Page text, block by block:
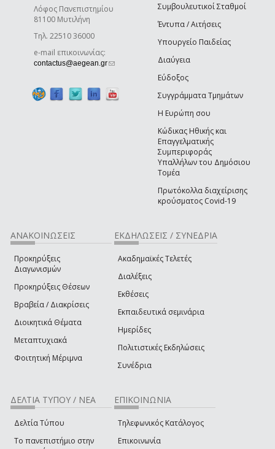
Λόφος Πανεπιστημίου
81100 Μυτιλήνη
Τηλ. 22510 36000
e-mail επικοινωνίας:
contactus@aegean.gr(link sends e-mail)
Συμβουλευτικοί Σταθμοί
Έντυπα / Αιτήσεις
Υπουργείο Παιδείας
Διαύγεια
Εύδοξος
Συγγράμματα Τμημάτων
Η Ευρώπη σου
Κώδικας Ηθικής και
Επαγγελματικής
Συμπεριφοράς
Υπαλλήλων του Δημόσιου
Τομέα
Πρωτόκολλα διαχείρισης
κρούσματος Covid-19
ΑΝΑΚΟΙΝΩΣΕΙΣ
Προκηρύξεις
Διαγωνισμών
Προκηρύξεις Θέσεων
Βραβεία / Διακρίσεις
Διοικητικά Θέματα
Μεταπτυχιακά
Φοιτητική Μέριμνα
ΕΚΔΗΛΩΣΕΙΣ / ΣΥΝΕΔΡΙΑ
Ακαδημαϊκές Τελετές
Διαλέξεις
Εκθέσεις
Εκπαιδευτικά σεμινάρια
Ημερίδες
Πολιτιστικές Εκδηλώσεις
Συνέδρια
ΔΕΛΤΙΑ ΤΥΠΟΥ / ΝΕΑ
Δελτία Τύπου
Το πανεπιστήμιο στην
ΕΠΙΚΟΙΝΩΝΙΑ
Τηλεφωνικός Κατάλογος
Επικοινωνία